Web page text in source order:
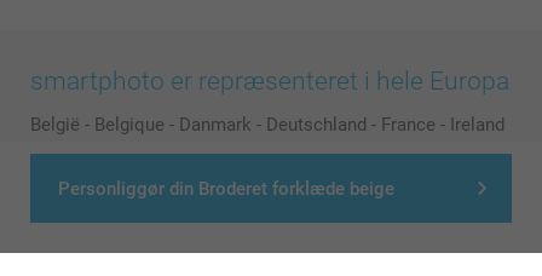
Personliggør din Broderet forklæde beige
smartphoto er repræsenteret i hele Europa
België - Belgique - Danmark - Deutschland - France - Ireland
- Nederland - Norge - Österreich - Schweiz - Suisse -
Switzerland - Suomi Sverige - United Kingdom